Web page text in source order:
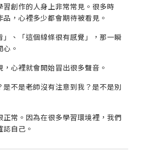
習創作的人身上非常常見。很多時
，心裡多少都會期待被看見。
」、「這個線條很有感覺」，那一瞬
。
心裡就會開始冒出很多聲音。
不是老師沒有注意到我？是不是別
正常。因為在很多學習環境裡，我們
自己。